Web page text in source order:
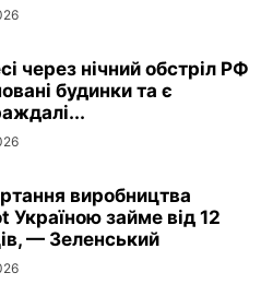
через нічний обстріл РФ
будинки та є
виробництва
Україною займе від 12
— Зеленський